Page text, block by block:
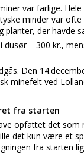
var farlige.
minder var
planter, der havde
dusør – 300 kr.,
Den
minefelt ved
fra starten
opfattet det som
det kun være et
fra starten